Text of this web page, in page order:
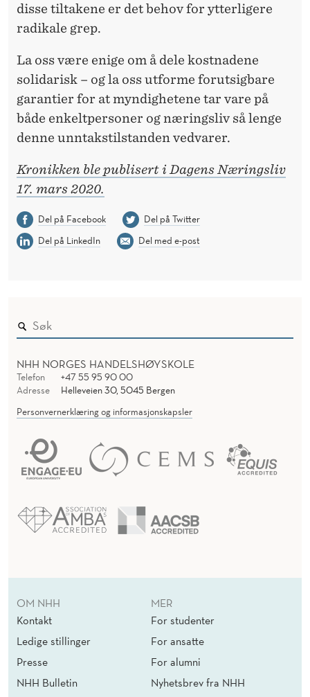
disse tiltakene er det behov for ytterligere
radikale grep.
La oss være enige om å dele kostnadene
solidarisk – og la oss utforme forutsigbare
garantier for at myndighetene tar vare på
både enkeltpersoner og næringsliv så lenge
denne unntakstilstanden vedvarer.
Kronikken ble publisert i Dagens Næringsliv
17. mars 2020.
Del på Facebook
Del på Twitter
Del på LinkedIn
Del med e-post
NHH NORGES HANDELSHØYSKOLE
Telefon
+47 55 95 90 00
Adresse
Helleveien 30, 5045 Bergen
Personvernerklæring og informasjonskapsler
OM NHH
Kontakt
Ledige stillinger
Presse
NHH Bulletin
MER
For studenter
For ansatte
For alumni
Nyhetsbrev fra NHH